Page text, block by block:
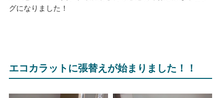
グになりました！
エコカラットに張替えが始まりました！！